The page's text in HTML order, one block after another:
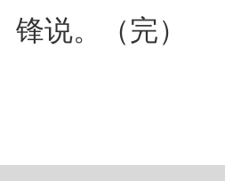
锋说。（完）